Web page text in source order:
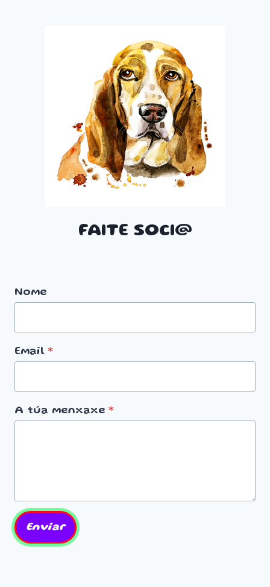
FAITE SOCI@
Nome
Email *
A túa menxaxe *
Enviar